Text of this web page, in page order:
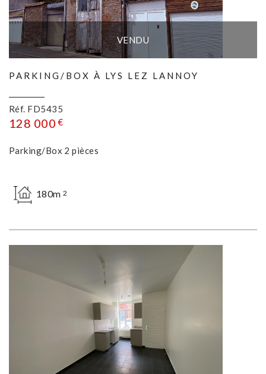
VENDU
PARKING/BOX À LYS LEZ LANNOY
Réf. FD5435
128 000 €
Parking/Box 2 pièces
180m 2